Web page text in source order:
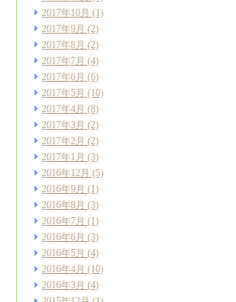
2017年10月 (1)
2017年9月 (2)
2017年8月 (2)
2017年7月 (4)
2017年6月 (6)
2017年5月 (10)
2017年4月 (8)
2017年3月 (2)
2017年2月 (2)
2017年1月 (3)
2016年12月 (5)
2016年9月 (1)
2016年8月 (3)
2016年7月 (1)
2016年6月 (3)
2016年5月 (4)
2016年4月 (10)
2016年3月 (4)